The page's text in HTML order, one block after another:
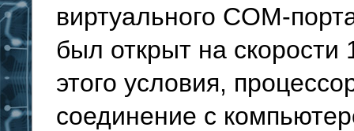
виртуального COM-
был открыт на
этого условия,
соединение с